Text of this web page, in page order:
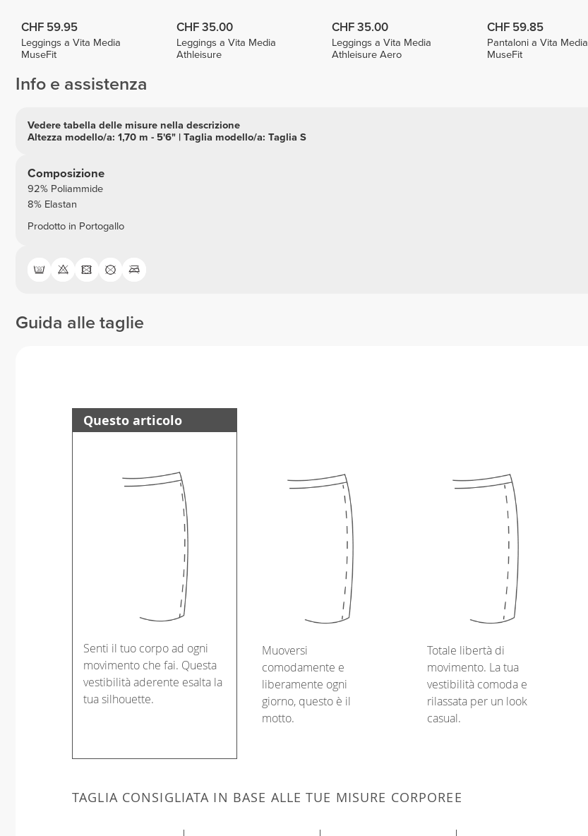
CHF 59.95
Leggings a Vita Media
MuseFit
CHF 35.00
Leggings a Vita Media
Athleisure
CHF 35.00
Leggings a Vita Media
Athleisure Aero
CHF 59.85
Pantaloni a Vita Media
MuseFit
Info e assistenza
Vedere tabella delle misure nella descrizione
Altezza modello/a: 1,70 m - 5'6" | Taglia modello/a: Taglia S
Composizione
92% Poliammide
8% Elastan
Prodotto in Portogallo
Guida alle taglie
Questo articolo
Senti il tuo corpo ad ogni
movimento che fai. Questa
vestibilità aderente esalta la
tua silhouette.
Muoversi
comodamente e
liberamente ogni
giorno, questo è il
motto.
Totale libertà di
movimento. La tua
vestibilità comoda e
rilassata per un look
casual.
TAGLIA CONSIGLIATA IN BASE ALLE TUE MISURE CORPOREE